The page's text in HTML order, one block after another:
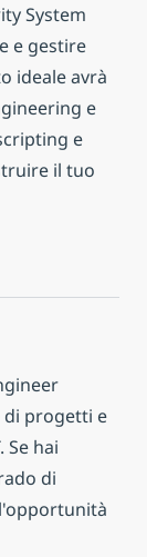
System
e gestire
ideale avrà
e
e
il tuo
Engineer
di progetti e
hai
di